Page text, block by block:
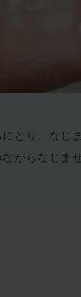
とり、なじ
がらなじま